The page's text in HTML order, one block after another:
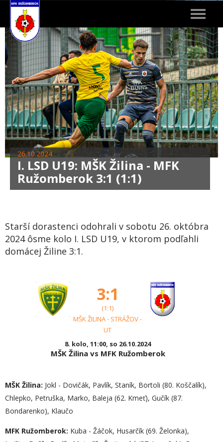
Toggle
26.10.2024
I. LSD U19: MŠK Žilina - MFK
Ružomberok 3:1 (1:1)
Starší dorastenci odohrali v sobotu 26. októbra
2024 ôsme kolo I. LSD U19, v ktorom podľahli
domácej Žiline 3:1.
3:1
(1:1)
MŠK ŽILINA - STRÁŽOV -
UT
8. kolo, 11:00, so 26.10.2024
MŠK Žilina vs MFK Ružomberok
MŠK Žilina: Jokl - Dovičák, Pavlík, Staník, Bortoli (80. Koščalík),
Chlepko, Petruška, Marko, Baleja (62. Kmeť), Gučík (87.
Bondarenko), Klaučo
MFK Ružomberok: Kuba - Žáčok, Husarčík (69. Želonka),